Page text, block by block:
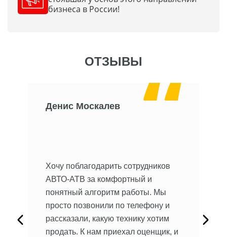
бизнеса в России!
ОТЗЫВЫ
Денис Москалев
Хочу поблагодарить сотрудников
АВТО-АТВ за комфортный и
понятный алгоритм работы. Мы
просто позвонили по телефону и
рассказали, какую технику хотим
продать. К нам приехал оценщик, и